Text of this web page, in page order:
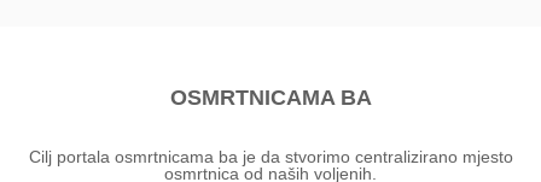
OSMRTNICAMA BA
Cilj portala osmrtnicama ba je da stvorimo centralizirano mjesto
osmrtnica od naših voljenih.